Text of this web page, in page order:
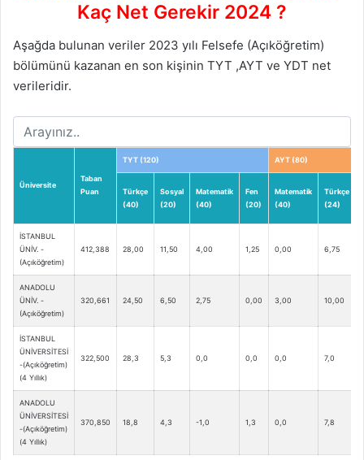
Kaç Net Gerekir 2024 ?
Aşağda bulunan veriler 2023 yılı Felsefe (Açıköğretim)
bölümünü kazanan en son kişinin TYT ,AYT ve YDT net
verileridir.
Üniversite
Taban
Puan
TYT (120) AYT (80)
Türkçe
(40)
Sosyal
(20)
Matematik
(40)
Fen
(20)
Matematik
(40)
Türkçe
(24)
İSTANBUL
ÜNİV. -
(Açıköğretim)
412,388 28,00 11,50 4,00 1,25 0,00 6,75
ANADOLU
ÜNİV. -
(Açıköğretim)
320,661 24,50 6,50 2,75 0,00 3,00 10,00
İSTANBUL
ÜNİVERSİTESİ
-(Açıköğretim)
(4 Yıllık)
322,500 28,3 5,3 0,0 0,0 0,0 7,0
ANADOLU
ÜNİVERSİTESİ
-(Açıköğretim)
(4 Yıllık)
370,850 18,8 4,3 -1,0 1,3 0,0 7,8